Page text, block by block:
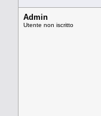
Admin
Utente non iscritto